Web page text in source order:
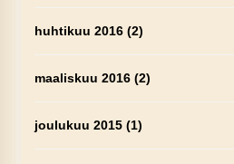
huhtikuu 2016(2)
maaliskuu 2016(2)
joulukuu 2015(1)